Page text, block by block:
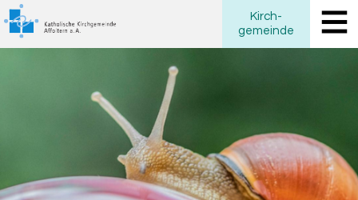
Kirch-
gemeinde